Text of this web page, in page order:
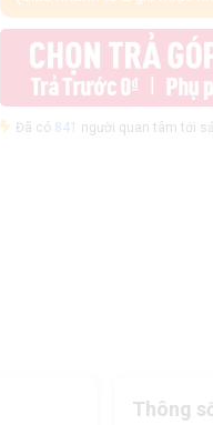
Đã có 841 người quan tâm tới
Thông